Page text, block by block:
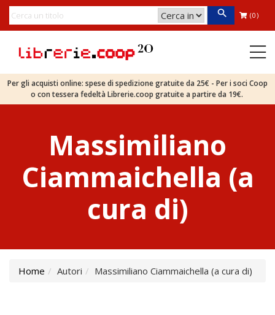
(0)
Per gli acquisti online: spese di spedizione gratuite da 25€ - Per i soci Coop
o con tessera fedeltà Librerie.coop gratuite a partire da 19€.
Massimiliano
Ciammaichella (a
cura di)
Home Autori Massimiliano Ciammaichella (a cura di)